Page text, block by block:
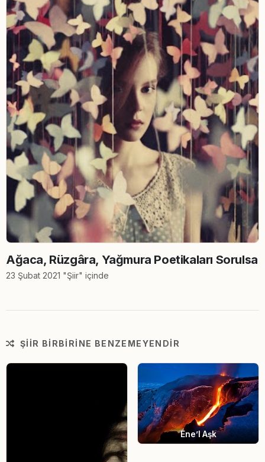
Ağaca, Rüzgâra, Yağmura Poetikaları Sorulsa
23 Şubat 2021 "Şiir" içinde
ŞIIR BIRBIRINE BENZEMEYENDIR
Ene’l Aşk